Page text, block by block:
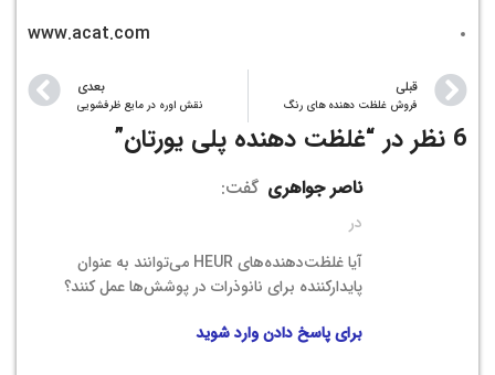
www.acat.com
قبلی
فروش غلظت دهنده های رنگ
بعدی
نقش اوره در مایع ظرفشویی
6 نظر در “ غلظت دهنده پلی یورتان”
ناصر جواهری گفت:
در
آیا غلظت‌دهنده‌های HEUR می‌توانند به عنوان
پایدارکننده برای نانوذرات در پوشش‌ها عمل کنند؟
برای پاسخ دادن وارد شوید